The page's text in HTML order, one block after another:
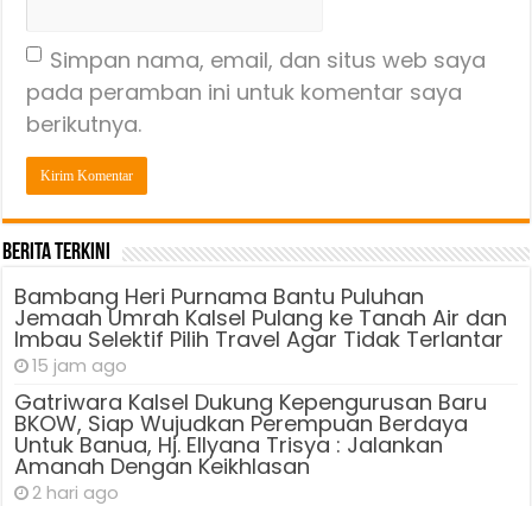
Simpan nama, email, dan situs web saya
pada peramban ini untuk komentar saya
berikutnya.
Berita Terkini
Bambang Heri Purnama Bantu Puluhan
Jemaah Umrah Kalsel Pulang ke Tanah Air dan
Imbau Selektif Pilih Travel Agar Tidak Terlantar
15 jam ago
Gatriwara Kalsel Dukung Kepengurusan Baru
BKOW, Siap Wujudkan Perempuan Berdaya
Untuk Banua, Hj. Ellyana Trisya : Jalankan
Amanah Dengan Keikhlasan
2 hari ago